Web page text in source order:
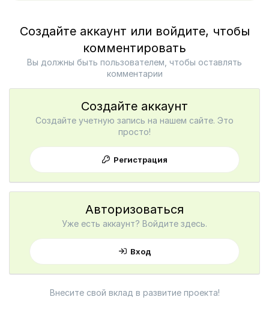
Создайте аккаунт или войдите, чтобы
комментировать
Вы должны быть пользователем, чтобы оставлять
комментарии
Создайте аккаунт
Создайте учетную запись на нашем сайте. Это
просто!
Регистрация
Авторизоваться
Уже есть аккаунт? Войдите здесь.
Вход
Внесите свой вклад в развитие проекта!